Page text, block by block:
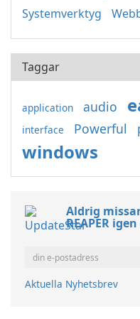
Systemverktyg
Taggar
application audio
interface Powerful
windows
Aldrig
REAPER
Aktuella Nyhetsbrev